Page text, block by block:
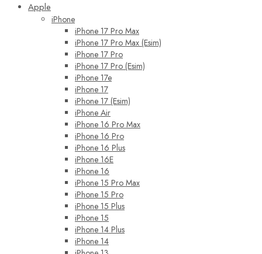
Apple
iPhone
iPhone 17 Pro Max
iPhone 17 Pro Max (Esim)
iPhone 17 Pro
iPhone 17 Pro (Esim)
iPhone 17e
iPhone 17
iPhone 17 (Esim)
iPhone Air
iPhone 16 Pro Max
iPhone 16 Pro
iPhone 16 Plus
iPhone 16E
iPhone 16
iPhone 15 Pro Max
iPhone 15 Pro
iPhone 15 Plus
iPhone 15
iPhone 14 Plus
iPhone 14